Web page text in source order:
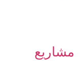
مشاريع